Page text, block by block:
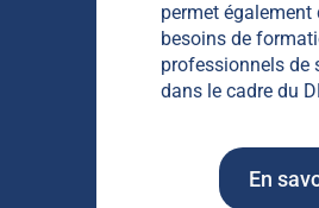
permet également
besoins de
professionnels de
dans le cadre du
En